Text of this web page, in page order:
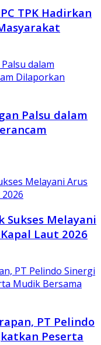
TPK Hadirkan
Palsu dalam
Sukses Melayani
Laut 2026
PT Pelindo
Peserta